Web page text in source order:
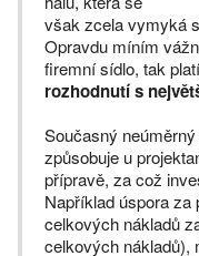
však zcela vymyká
Opravdu míním
firemní sídlo, tak
rozhodnutí s
Současný
způsobuje u
přípravě, za což
Například úspora
celkových nákladů
celkových nákladů),